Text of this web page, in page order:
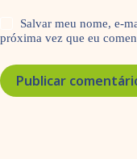
Salvar meu nome, e-
próxima vez que eu
Publicar